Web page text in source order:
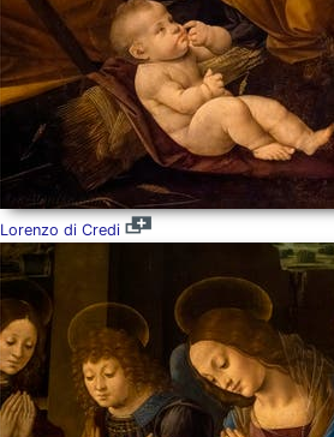
Lorenzo di Credi